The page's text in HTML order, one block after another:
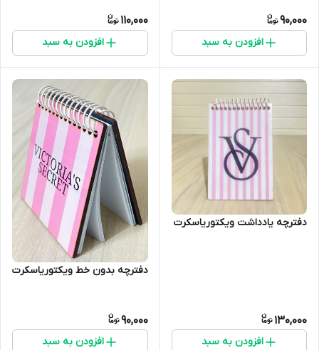
90,000
افزودن به سبد
110,000
افزودن به سبد
دفترچه یادداشت ویکتوریاسکرت
130,000
افزودن به سبد
دفترچه بدون خط ویکتوریاسکرت
90,000
افزودن به سبد